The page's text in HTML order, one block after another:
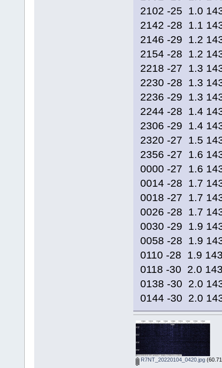
2102 -25 1.0
2142 -28 1.1
2146 -29 1.2
2154 -28 1.2
2218 -27 1.3
2230 -28 1.3
2236 -29 1.3
2244 -28 1.4
2306 -29 1.4
2320 -27 1.5
2356 -27 1.6
0000 -27 1.6
0014 -28 1.7
0018 -27 1.7
0026 -28 1.7
0030 -29 1.9
0058 -28 1.9
0110 -28 1.9
0118 -30 2.0
0138 -30 2.0
0144 -30 2.0
R7NT_20220104_0420.jpg(60.71